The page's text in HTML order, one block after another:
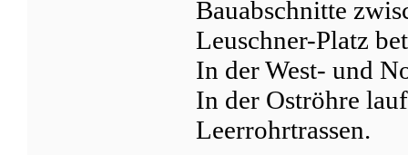
Bauabschnitte
Leuschner-Platz
In der West- und
In der Oströhre
Leerrohrtrassen.